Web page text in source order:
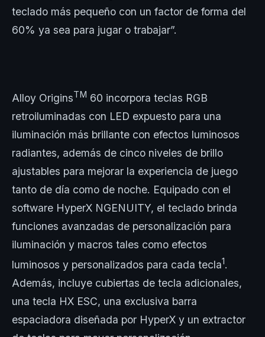
teclado más pequeño con un factor de forma del
60% ya sea para jugar o trabajar”.
Alloy OriginsTM 60 incorpora teclas RGB
retroiluminadas con LED expuesto para una
iluminación más brillante con efectos luminosos
radiantes, además de cinco niveles de brillo
ajustables para mejorar la experiencia de juego
tanto de día como de noche. Equipado con el
software HyperX NGENUITY, el teclado brinda
funciones avanzadas de personalización para
iluminación y macros tales como efectos
luminosos y personalizados para cada tecla1.
Además, incluye cubiertas de tecla adicionales,
una tecla HX ESC, una exclusiva barra
espaciadora diseñada por HyperX y un extractor